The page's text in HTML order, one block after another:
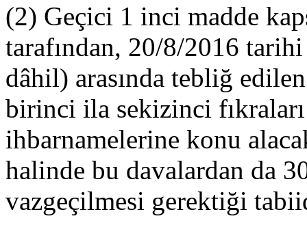
(2) Geçici 1 inci madde
tarafından, 20/8/2016
dâhil) arasında tebliğ
birinci ila sekizinci
ihbarnamelerine konu
halinde bu davalardan da
vazgeçilmesi gerektiği